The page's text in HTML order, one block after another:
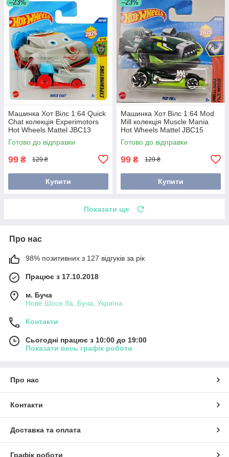
–23%
Машинка Хот Вілс 1:64 Quick
Chat колекція Experimotors
Hot Wheels Mattel JBC13
Готово до відправки
99 ₴ 129 ₴
Купити
–23%
Машинка Хот Вілс 1:64 Mod
Mill колекція Muscle Mania
Hot Wheels Mattel JBC15
Готово до відправки
99 ₴ 129 ₴
Купити
Показати ще
Про нас
98% позитивних з 127 відгуків за рік
Працює з 17.10.2018
м. Буча
Нове Шосе 8а, Буча, Україна
Контакти
Сьогодні працює з 10:00 до 19:00
Показати весь графік роботи
Про нас
Контакти
Доставка та оплата
Графік роботи